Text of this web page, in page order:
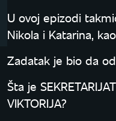
U ovoj epizodi
Nikola i Katarina,
Zadatak je bio da
Šta je
VIKTORIJA?